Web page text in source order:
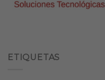
ETIQUETAS